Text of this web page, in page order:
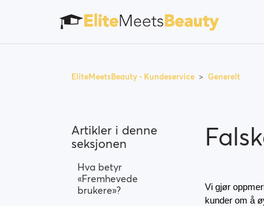
EliteMeetsBeauty - Kundeservice Generelt
Artikler i denne
seksjonen
Hva betyr
«Fremhevede
brukere»?
Vi gjør
kunder om å